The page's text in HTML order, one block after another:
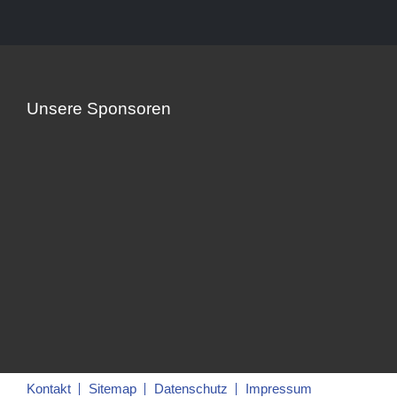
Unsere Sponsoren
Kontakt Sitemap Datenschutz Impressum